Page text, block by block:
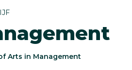
Arts in Management